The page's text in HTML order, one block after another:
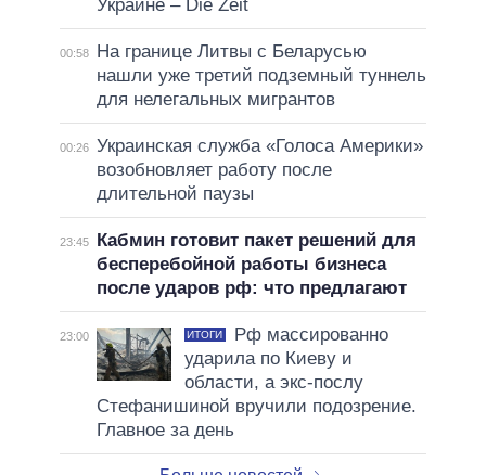
Украине – Die Zeit
00:58
На границе Литвы с Беларусью
нашли уже третий подземный туннель
для нелегальных мигрантов
00:26 Украинская служба «Голоса Америки»
возобновляет работу после
длительной паузы
23:45
Кабмин готовит пакет решений для
бесперебойной работы бизнеса
после ударов рф: что предлагают
23:00 ИТОГИ
Рф массированно
ударила по Киеву и
области, а экс-послу
Стефанишиной вручили подозрение.
Главное за день